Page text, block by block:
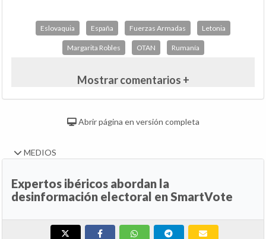
Eslovaquia España Fuerzas Armadas Letonia
Margarita Robles OTAN Rumanía
Mostrar comentarios +
Abrir página en versión completa
MEDIOS
Expertos ibéricos abordan la
desinformación electoral en SmartVote